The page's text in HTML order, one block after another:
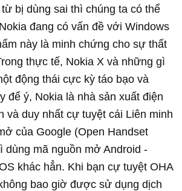
bị dùng sai thì chúng ta có thể
đang có vấn đề với Windows
này là minh chứng cho sự thất
thực tế, Nokia X và những gì
động thái cực kỳ táo bạo và
để ý, Nokia là nhà sản xuất điện
và duy nhất cự tuyệt cái Liên minh
của Google (Open Handset
dùng mã nguồn mở Android -
khác hẳn. Khi bạn cự tuyệt OHA
bao giờ được sử dụng dịch